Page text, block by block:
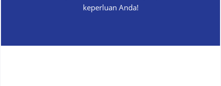
keperluan Anda!